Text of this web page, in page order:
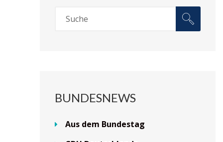
BUNDESNEWS
Aus dem Bundestag